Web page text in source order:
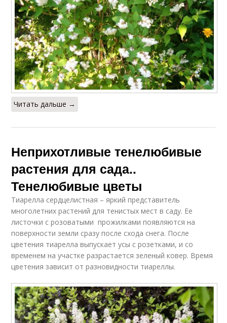
Читать дальше →
Неприхотливые тенелюбивые
растения для сада..
Тенелюбивые цветы
Тиарелла сердцелистная – яркий представитель
многолетних растений для тенистых мест в саду. Ее
листочки с розоватыми прожилками появляются на
поверхности земли сразу после схода снега. После
цветения тиарелла выпускает усы с розетками, и со
временем на участке разрастается зеленый ковер. Время
цветения зависит от разновидности тиареллы.